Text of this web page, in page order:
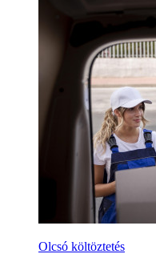
Olcsó költöztetés